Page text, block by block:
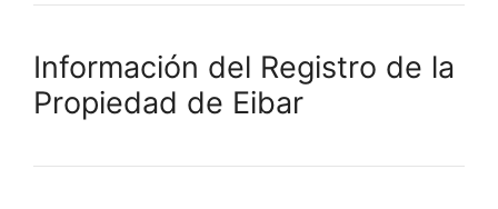
Información del Registro de la
Propiedad de Eibar